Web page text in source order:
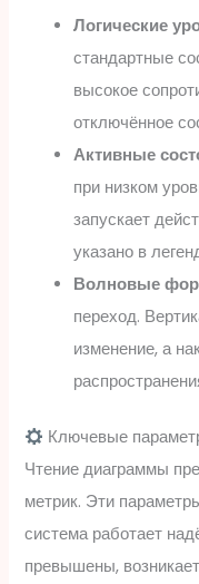
Логические
стандартные
высокое
отключённое
Активные
при низком
запускает
указано в
Волновые
переход.
изменение, а
Ключевые
Чтение диаграммы
метрик. Эти
система работает
превышены,